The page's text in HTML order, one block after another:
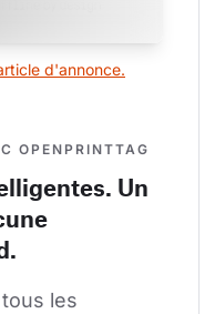
d'annonce.
OPENPRINTTAG
Un
les